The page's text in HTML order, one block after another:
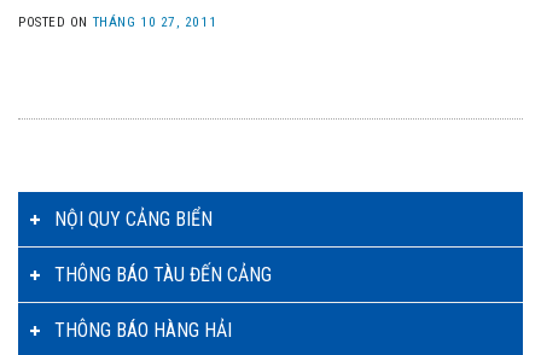
NỘI QUY CẢNG BIỂN
THÔNG BÁO TÀU ĐẾN CẢNG
THÔNG BÁO HÀNG HẢI
POSTED ON THÁNG 10 27, 2011